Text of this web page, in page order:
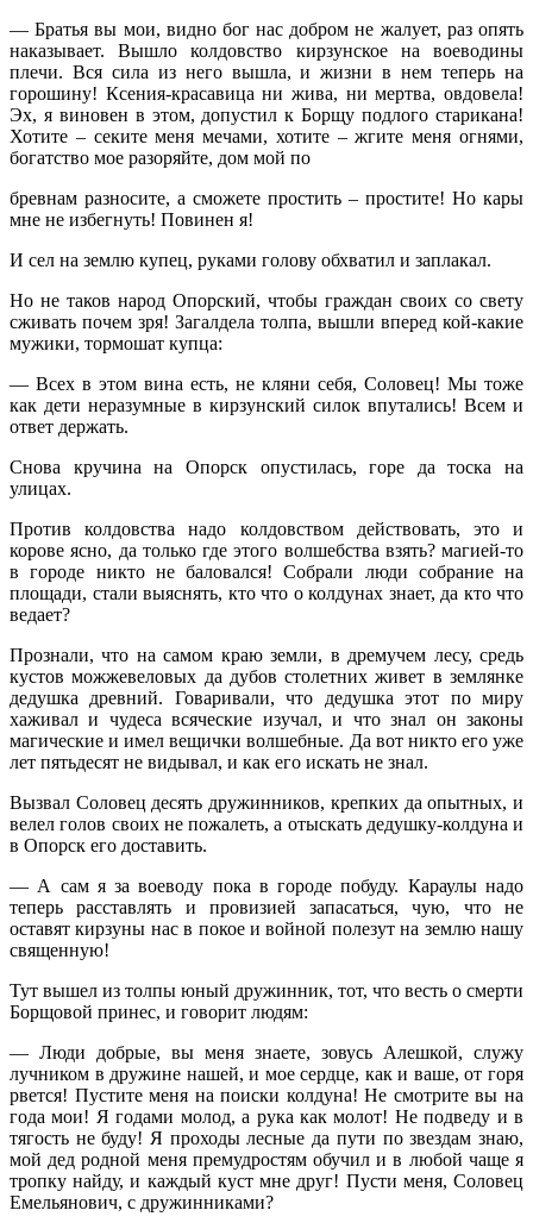
— Братья вы мои, видно бог нас добром не жалует, раз опять
наказывает. Вышло колдовство кирзунское на воеводины
плечи. Вся сила из него вышла, и жизни в нем теперь на
горошину! Ксения-красавица ни жива, ни мертва, овдовела!
Эх, я виновен в этом, допустил к Борщу подлого старикана!
Хотите – секите меня мечами, хотите – жгите меня огнями,
богатство мое разоряйте, дом мой по
бревнам разносите, а сможете простить – простите! Но кары
мне не избегнуть! Повинен я!
И сел на землю купец, руками голову обхватил и заплакал.
Но не таков народ Опорский, чтобы граждан своих со свету
сживать почем зря! Загалдела толпа, вышли вперед кой-какие
мужики, тормошат купца:
— Всех в этом вина есть, не кляни себя, Соловец! Мы тоже
как дети неразумные в кирзунский силок впутались! Всем и
ответ держать.
Снова кручина на Опорск опустилась, горе да тоска на
улицах.
Против колдовства надо колдовством действовать, это и
корове ясно, да только где этого волшебства взять? магией-то
в городе никто не баловался! Собрали люди собрание на
площади, стали выяснять, кто что о колдунах знает, да кто что
ведает?
Прознали, что на самом краю земли, в дремучем лесу, средь
кустов можжевеловых да дубов столетних живет в землянке
дедушка древний. Говаривали, что дедушка этот по миру
хаживал и чудеса всяческие изучал, и что знал он законы
магические и имел вещички волшебные. Да вот никто его уже
лет пятьдесят не видывал, и как его искать не знал.
Вызвал Соловец десять дружинников, крепких да опытных, и
велел голов своих не пожалеть, а отыскать дедушку-колдуна и
в Опорск его доставить.
— А сам я за воеводу пока в городе побуду. Караулы надо
теперь расставлять и провизией запасаться, чую, что не
оставят кирзуны нас в покое и войной полезут на землю нашу
священную!
Тут вышел из толпы юный дружинник, тот, что весть о смерти
Борщовой принес, и говорит людям:
— Люди добрые, вы меня знаете, зовусь Алешкой, служу
лучником в дружине нашей, и мое сердце, как и ваше, от горя
рвется! Пустите меня на поиски колдуна! Не смотрите вы на
года мои! Я годами молод, а рука как молот! Не подведу и в
тягость не буду! Я проходы лесные да пути по звездам знаю,
мой дед родной меня премудростям обучил и в любой чаще я
тропку найду, и каждый куст мне друг! Пусти меня, Соловец
Емельянович, с дружинниками?